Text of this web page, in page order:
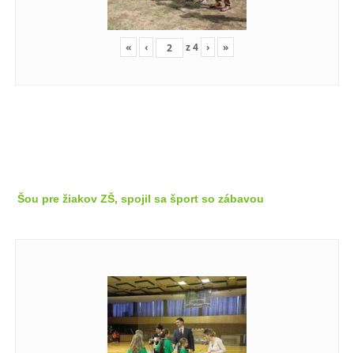
« ‹ z4 › »
Šou pre žiakov ZŠ, spojil sa šport so zábavou